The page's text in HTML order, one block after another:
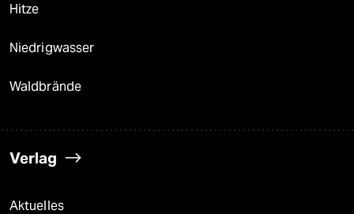
Hitze
Niedrigwasser
Waldbrände
Verlag
Aktuelles